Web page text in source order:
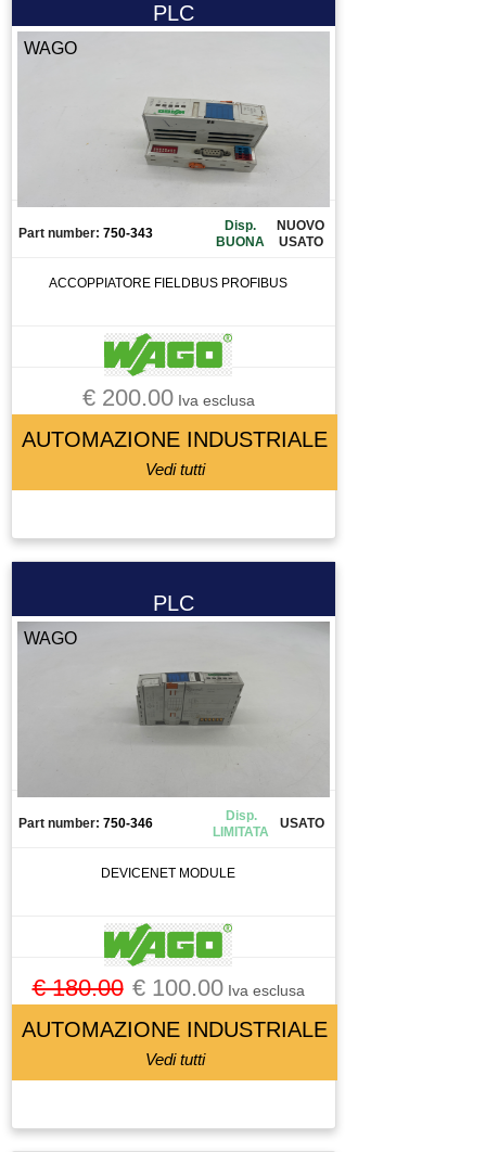
PLC
WAGO
Part number: 750-343
Disp.
BUONA
NUOVO
USATO
ACCOPPIATORE FIELDBUS PROFIBUS
€ 200.00Iva esclusa
AUTOMAZIONE INDUSTRIALE
Vedi tutti
PLC
WAGO
Part number: 750-346
Disp.
LIMITATA
USATO
DEVICENET MODULE
€ 180.00 € 100.00Iva esclusa
AUTOMAZIONE INDUSTRIALE
Vedi tutti